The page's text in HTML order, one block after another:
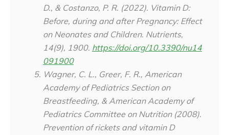
D., & Costanzo, P. R. (2022). Vitamin D:
Before, during and after Pregnancy: Effect
on Neonates and Children. Nutrients,
14(9), 1900. https://doi.org/10.3390/nu14
091900
Wagner, C. L., Greer, F. R., American
Academy of Pediatrics Section on
Breastfeeding, & American Academy of
Pediatrics Committee on Nutrition (2008).
Prevention of rickets and vitamin D